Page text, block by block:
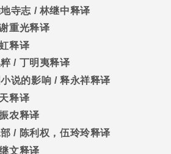
寺志 / 林继中释译
重光释译
释译
/ 丁明夷释译
说的影响 /释永祥释译
释译
农释译
/ 陈利权，伍玲玲释译
文释译